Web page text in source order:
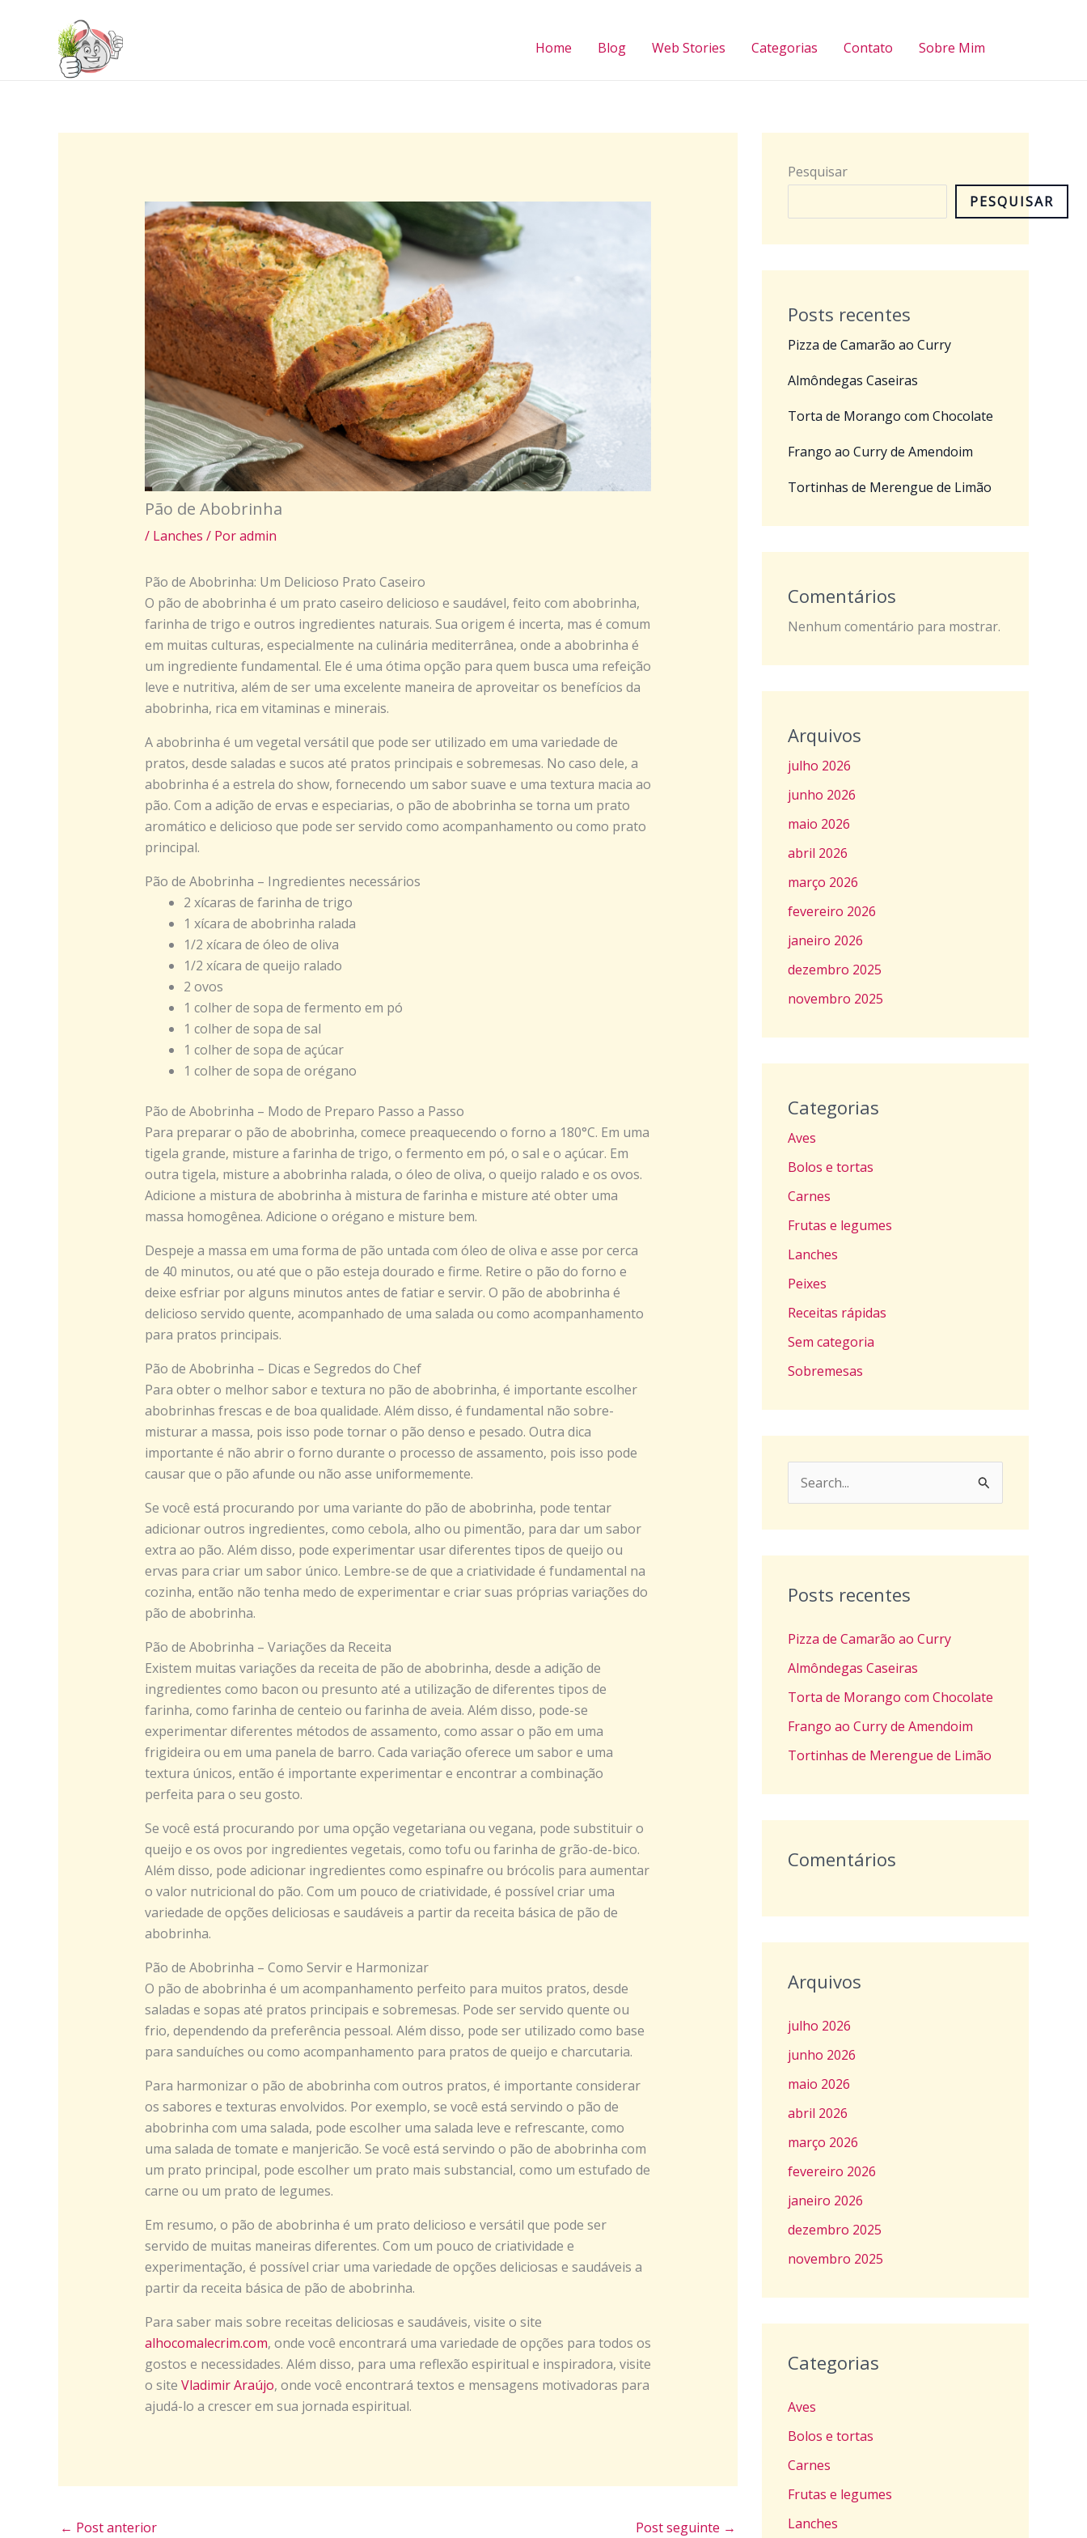
Home Blog Web Stories Categorias Contato Sobre Mim
Pão de Abobrinha
/ Lanches / Poradmin
Pão de Abobrinha: Um Delicioso Prato Caseiro
O pão de abobrinha é um prato caseiro delicioso e saudável, feito com abobrinha,
farinha de trigo e outros ingredientes naturais. Sua origem é incerta, mas é comum
em muitas culturas, especialmente na culinária mediterrânea, onde a abobrinha é
um ingrediente fundamental. Ele é uma ótima opção para quem busca uma refeição
leve e nutritiva, além de ser uma excelente maneira de aproveitar os benefícios da
abobrinha, rica em vitaminas e minerais.
A abobrinha é um vegetal versátil que pode ser utilizado em uma variedade de
pratos, desde saladas e sucos até pratos principais e sobremesas. No caso dele, a
abobrinha é a estrela do show, fornecendo um sabor suave e uma textura macia ao
pão. Com a adição de ervas e especiarias, o pão de abobrinha se torna um prato
aromático e delicioso que pode ser servido como acompanhamento ou como prato
principal.
Pão de Abobrinha – Ingredientes necessários
2 xícaras de farinha de trigo
1 xícara de abobrinha ralada
1/2 xícara de óleo de oliva
1/2 xícara de queijo ralado
2 ovos
1 colher de sopa de fermento em pó
1 colher de sopa de sal
1 colher de sopa de açúcar
1 colher de sopa de orégano
Pão de Abobrinha – Modo de Preparo Passo a Passo
Para preparar o pão de abobrinha, comece preaquecendo o forno a 180°C. Em uma
tigela grande, misture a farinha de trigo, o fermento em pó, o sal e o açúcar. Em
outra tigela, misture a abobrinha ralada, o óleo de oliva, o queijo ralado e os ovos.
Adicione a mistura de abobrinha à mistura de farinha e misture até obter uma
massa homogênea. Adicione o orégano e misture bem.
Despeje a massa em uma forma de pão untada com óleo de oliva e asse por cerca
de 40 minutos, ou até que o pão esteja dourado e firme. Retire o pão do forno e
deixe esfriar por alguns minutos antes de fatiar e servir. O pão de abobrinha é
delicioso servido quente, acompanhado de uma salada ou como acompanhamento
para pratos principais.
Pão de Abobrinha – Dicas e Segredos do Chef
Para obter o melhor sabor e textura no pão de abobrinha, é importante escolher
abobrinhas frescas e de boa qualidade. Além disso, é fundamental não sobre-
misturar a massa, pois isso pode tornar o pão denso e pesado. Outra dica
importante é não abrir o forno durante o processo de assamento, pois isso pode
causar que o pão afunde ou não asse uniformemente.
Se você está procurando por uma variante do pão de abobrinha, pode tentar
adicionar outros ingredientes, como cebola, alho ou pimentão, para dar um sabor
extra ao pão. Além disso, pode experimentar usar diferentes tipos de queijo ou
ervas para criar um sabor único. Lembre-se de que a criatividade é fundamental na
cozinha, então não tenha medo de experimentar e criar suas próprias variações do
pão de abobrinha.
Pão de Abobrinha – Variações da Receita
Existem muitas variações da receita de pão de abobrinha, desde a adição de
ingredientes como bacon ou presunto até a utilização de diferentes tipos de
farinha, como farinha de centeio ou farinha de aveia. Além disso, pode-se
experimentar diferentes métodos de assamento, como assar o pão em uma
frigideira ou em uma panela de barro. Cada variação oferece um sabor e uma
textura únicos, então é importante experimentar e encontrar a combinação
perfeita para o seu gosto.
Se você está procurando por uma opção vegetariana ou vegana, pode substituir o
queijo e os ovos por ingredientes vegetais, como tofu ou farinha de grão-de-bico.
Além disso, pode adicionar ingredientes como espinafre ou brócolis para aumentar
o valor nutricional do pão. Com um pouco de criatividade, é possível criar uma
variedade de opções deliciosas e saudáveis a partir da receita básica de pão de
abobrinha.
Pão de Abobrinha – Como Servir e Harmonizar
O pão de abobrinha é um acompanhamento perfeito para muitos pratos, desde
saladas e sopas até pratos principais e sobremesas. Pode ser servido quente ou
frio, dependendo da preferência pessoal. Além disso, pode ser utilizado como base
para sanduíches ou como acompanhamento para pratos de queijo e charcutaria.
Para harmonizar o pão de abobrinha com outros pratos, é importante considerar
os sabores e texturas envolvidos. Por exemplo, se você está servindo o pão de
abobrinha com uma salada, pode escolher uma salada leve e refrescante, como
uma salada de tomate e manjericão. Se você está servindo o pão de abobrinha com
um prato principal, pode escolher um prato mais substancial, como um estufado de
carne ou um prato de legumes.
Em resumo, o pão de abobrinha é um prato delicioso e versátil que pode ser
servido de muitas maneiras diferentes. Com um pouco de criatividade e
experimentação, é possível criar uma variedade de opções deliciosas e saudáveis a
partir da receita básica de pão de abobrinha.
Para saber mais sobre receitas deliciosas e saudáveis, visite o site
alhocomalecrim.com, onde você encontrará uma variedade de opções para todos os
gostos e necessidades. Além disso, para uma reflexão espiritual e inspiradora, visite
o site Vladimir Araújo, onde você encontrará textos e mensagens motivadoras para
ajudá-lo a crescer em sua jornada espiritual.
← Post anterior Post seguinte →
Pesquisar
PESQUISAR
Posts recentes
Pizza de Camarão ao Curry
Almôndegas Caseiras
Torta de Morango com Chocolate
Frango ao Curry de Amendoim
Tortinhas de Merengue de Limão
Comentários
Nenhum comentário para mostrar.
Arquivos
julho 2026
junho 2026
maio 2026
abril 2026
março 2026
fevereiro 2026
janeiro 2026
dezembro 2025
novembro 2025
Categorias
Aves
Bolos e tortas
Carnes
Frutas e legumes
Lanches
Peixes
Receitas rápidas
Sem categoria
Sobremesas
u
s
a
r
p
:
Posts recentes
Pizza de Camarão ao Curry
Almôndegas Caseiras
Torta de Morango com Chocolate
Frango ao Curry de Amendoim
Tortinhas de Merengue de Limão
Comentários
Arquivos
julho 2026
junho 2026
maio 2026
abril 2026
março 2026
fevereiro 2026
janeiro 2026
dezembro 2025
novembro 2025
Categorias
Aves
Bolos e tortas
Carnes
Frutas e legumes
Lanches